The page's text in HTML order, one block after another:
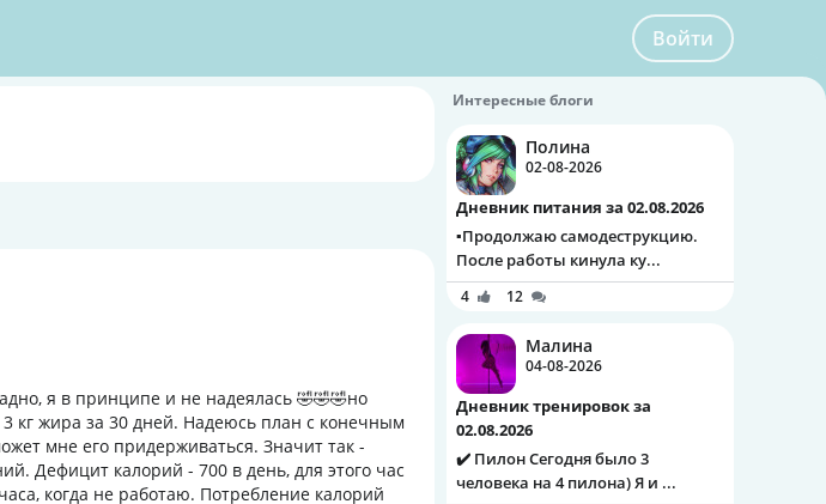
Войти
я в принципе и не надеялась 🤣🤣🤣но
кг жира за 30 дней. Надеюсь план с конечным
мне его придерживаться. Значит так -
Дефицит калорий - 700 в день, для этого час
когда не работаю. Потребление калорий
Интересные блоги
Полина
02-08-2026
Дневник питания за 02.08.2026
▪️Продолжаю самодеструкцию.
После работы кинула ку...
4 12
Малина
04-08-2026
Дневник тренировок за
02.08.2026
✔️ Пилон Сегодня было 3
человека на 4 пилона) Я и ...